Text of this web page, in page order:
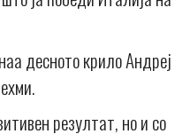
десното крило Андреј
резултат, но и со